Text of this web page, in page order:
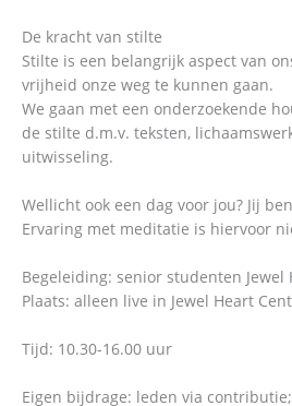
De kracht van stilte
Stilte is een belangrijk aspect van
vrijheid onze weg te kunnen gaan.
We gaan met een onderzoekende
de stilte d.m.v. teksten,
uitwisseling.
Wellicht ook een dag voor jou? Jij
Ervaring met meditatie is hiervoor
Begeleiding: senior studenten Jewel
Plaats: alleen live in Jewel Heart
Tijd: 10.30-16.00 uur
Eigen bijdrage: leden via